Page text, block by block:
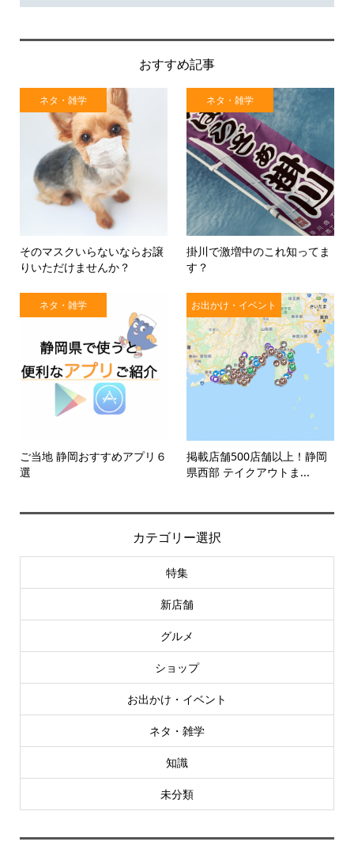
おすすめ記事
ネタ・雑学
そのマスクいらないならお譲
りいただけませんか？
ネタ・雑学
掛川で激増中のこれ知ってま
す？
ネタ・雑学
ご当地 静岡おすすめアプリ６
選
お出かけ・イベント
掲載店舗500店舗以上！静岡
県西部 テイクアウトま...
カテゴリー選択
特集
新店舗
グルメ
ショップ
お出かけ・イベント
ネタ・雑学
知識
未分類